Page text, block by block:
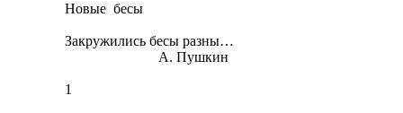
Новые бесы
Закружились бесы разны…
А. Пушкин
1